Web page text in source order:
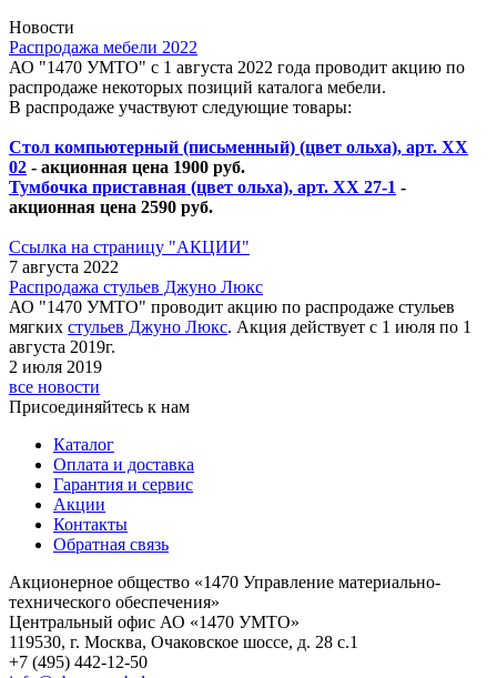
Новости
Распродажа мебели 2022
АО "1470 УМТО" с 1 августа 2022 года проводит акцию по
распродаже некоторых позиций каталога мебели.
В распродаже участвуют следующие товары:
Стол компьютерный (письменный) (цвет ольха), арт. ХХ
02 - акционная цена 1900 руб.
Тумбочка приставная (цвет ольха), арт. ХХ 27-1 -
акционная цена 2590 руб.
Ссылка на страницу "АКЦИИ"
7 августа 2022
Распродажа стульев Джуно Люкс
АО "1470 УМТО" проводит акцию по распродаже стульев
мягких стульев Джуно Люкс. Акция действует с 1 июля по 1
августа 2019г.
2 июля 2019
все новости
Присоединяйтесь к нам
Каталог
Оплата и доставка
Гарантия и сервис
Акции
Контакты
Обратная связь
Акционерное общество «1470 Управление материально-
технического обеспечения»
Центральный офис АО «1470 УМТО»
119530, г. Москва, Очаковское шоссе, д. 28 с.1
+7 (495) 442-12-50